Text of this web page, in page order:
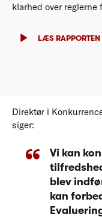
klarhed over
LÆS RAPPORTEN
Direktør i
siger:
Vi kan
blev
kan